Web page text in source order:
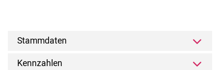
Stammdaten
Kennzahlen